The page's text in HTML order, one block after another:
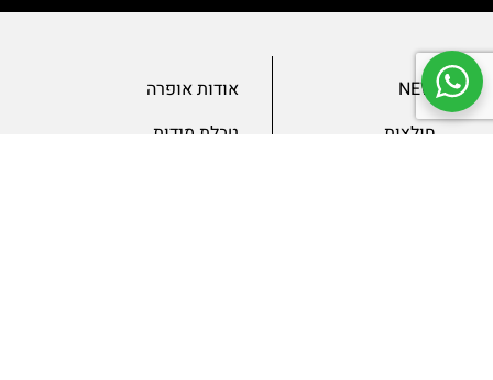
NEW
חולצות
אודות אופרה
טבלת מידות